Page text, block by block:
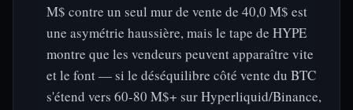
M$ contre un seul mur de vente de 40,0 M$ est
une asymétrie haussière, mais le tape de HYPE
montre que les vendeurs peuvent apparaître vite
et le font — si le déséquilibre côté vente du BTC
s'étend vers 60-80 M$+ sur Hyperliquid/Binance,